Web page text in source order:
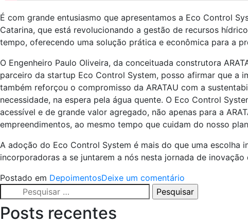
É com grande entusiasmo que apresentamos a Eco Control
Catarina, que está revolucionando a gestão de recursos
tempo, oferecendo uma solução prática e econômica para a
O Engenheiro Paulo Oliveira, da conceituada construtora
parceiro da startup Eco Control System, posso afirmar que a
também reforçou o compromisso da ARATAU com a
necessidade, na espera pela água quente. O Eco Control
acessível e de grande valor agregado, não apenas para a
empreendimentos, ao mesmo tempo que cuidam do nosso
A adoção do Eco Control System é mais do que uma escolha
incorporadoras a se juntarem a nós nesta jornada de
Postado em DepoimentosDeixe um comentário
Eng.
Paulo
Pesquisar
por:
Posts recentes